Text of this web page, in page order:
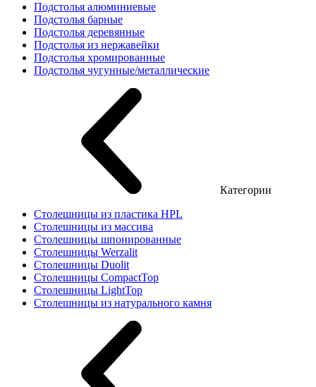
Подстолья алюминиевые
Подстолья барные
Подстолья деревянные
Подстолья из нержавейки
Подстолья хромированные
Подстолья чугунные/металлические
Категории
Столешницы из пластика HPL
Столешницы из массива
Столешницы шпонированные
Столешницы Werzalit
Столешницы Duolit
Столешницы CompactTop
Столешницы LightTop
Столешницы из натурального камня